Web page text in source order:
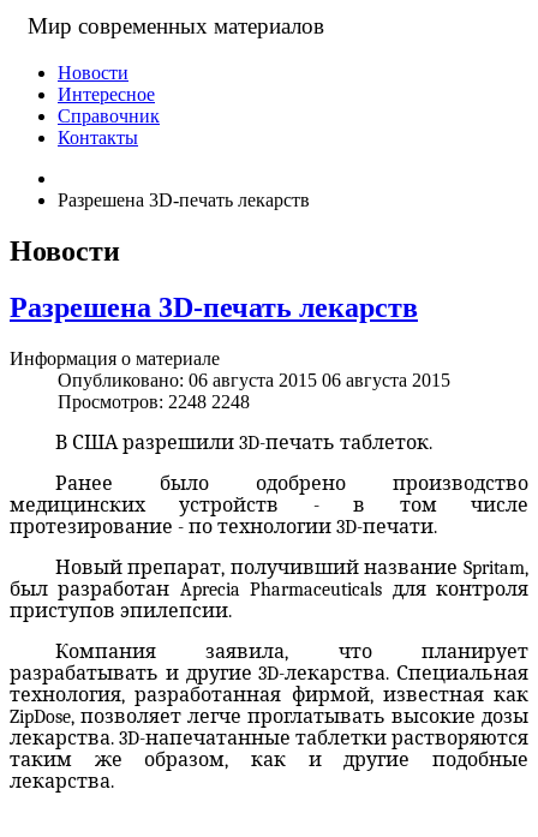
Мир современных материалов
Новости
Интересное
Справочник
Контакты
Разрешена 3D-печать лекарств
Новости
Разрешена 3D-печать лекарств
Информация о материале
Опубликовано: 06 августа 2015 06 августа 2015
Просмотров: 2248 2248
В США разрешили 3D-печать таблеток.
Ранее было одобрено производство
медицинских устройств - в том числе
протезирование - по технологии 3D-печати.
Новый препарат, получивший название Spritam,
был разработан Aprecia Pharmaceuticals для контроля
приступов эпилепсии.
Компания заявила, что планирует
разрабатывать и другие 3D-лекарства. Специальная
технология, разработанная фирмой, известная как
ZipDose, позволяет легче проглатывать высокие дозы
лекарства. 3D-напечатанные таблетки растворяются
таким же образом, как и другие подобные
лекарства.